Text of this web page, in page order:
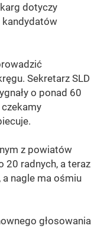
dotyczy
kandydatów
Sekretarz SLD
o ponad 60
z powiatów
20 radnych, a teraz
a nagle ma ośmiu
głosowania